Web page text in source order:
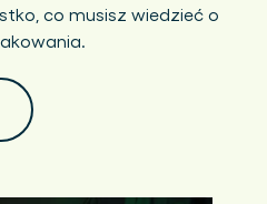
co musisz wiedzieć o